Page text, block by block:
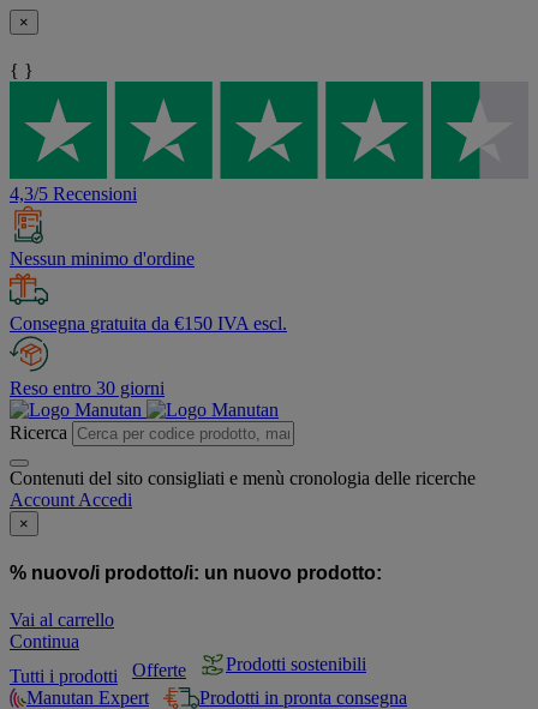
×
{ }
4,3/5 Recensioni
Nessun minimo d'ordine
Consegna gratuita da €150 IVA escl.
Reso entro 30 giorni
Ricerca
Contenuti del sito consigliati e menù cronologia delle ricerche
Account Accedi
×
% nuovo/i prodotto/i: un nuovo prodotto:
Vai al carrello
Continua
Tutti i prodotti
Offerte
Prodotti sostenibili
Manutan Expert
Prodotti in pronta consegna